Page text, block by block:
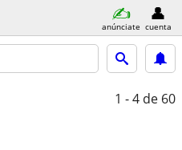
anúnciate cuenta
1 - 4 de 60